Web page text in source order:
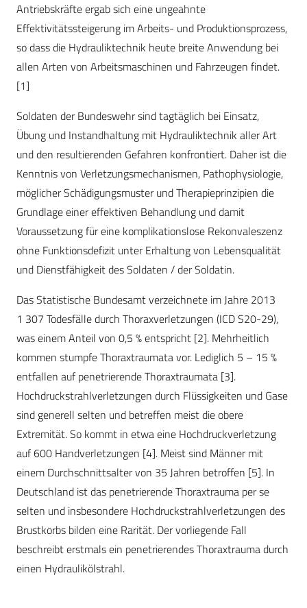
Antriebskräfte ergab sich eine ungeahnte
Effektivitätssteigerung im Arbeits- und Produktionsprozess,
so dass die Hydrauliktechnik heute breite Anwendung bei
allen Arten von Arbeitsmaschinen und Fahrzeugen findet.
[1]
Soldaten der Bundeswehr sind tagtäglich bei Einsatz,
Übung und Instandhaltung mit Hydrauliktechnik aller Art
und den resultierenden Gefahren konfrontiert. Daher ist die
Kenntnis von Verletzungsmechanismen, Pathophysiologie,
möglicher Schädigungsmuster und Therapieprinzipien die
Grundlage einer effektiven Behandlung und damit
Voraussetzung für eine komplikationslose Rekonvaleszenz
ohne Funktionsdefizit unter Erhaltung von Lebensqualität
und Dienstfähigkeit des Soldaten / der Soldatin.
Das Statistische Bundesamt verzeichnete im Jahre 2013
1 307 Todesfälle durch Thoraxverletzungen (ICD S20-29),
was einem Anteil von 0,5 % entspricht [2]. Mehrheitlich
kommen stumpfe Thoraxtraumata vor. Lediglich 5 – 15 %
entfallen auf penetrierende Thoraxtraumata [3].
Hochdruckstrahlverletzungen durch Flüssigkeiten und Gase
sind generell selten und betreffen meist die obere
Extremität. So kommt in etwa eine Hochdruckverletzung
auf 600 Handverletzungen [4]. Meist sind Männer mit
einem Durchschnittsalter von 35 Jahren betroffen [5]. In
Deutschland ist das penetrierende Thoraxtrauma per se
selten und insbesondere Hochdruckstrahlverletzungen des
Brustkorbs bilden eine Rarität. Der vorliegende Fall
beschreibt erstmals ein penetrierendes Thoraxtrauma durch
einen Hydraulikölstrahl.